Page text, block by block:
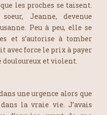
les proches se taisent.
Jeanne, devenue
Peu à peu, elle se
et s’autorise à tomber
avec force le prix à payer
douloureux et violent.
une urgence alors que
la vraie vie. J’avais